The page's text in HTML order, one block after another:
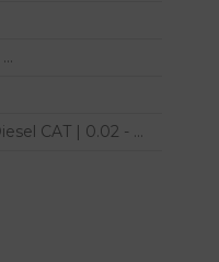
CAT | 0.02 - ...